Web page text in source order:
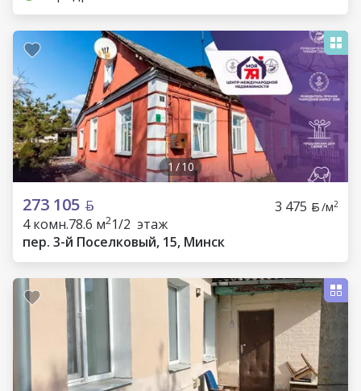
1 /10
273 105 3 475 /м2
4 комн.78.6 м21/2 этаж
пер. 3-й Поселковый, 15, Минск